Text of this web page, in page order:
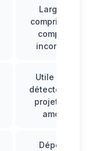
Large, y
compris des
comptes
inconnus
Utile pour
détecter des
projets en
amont
Dépend